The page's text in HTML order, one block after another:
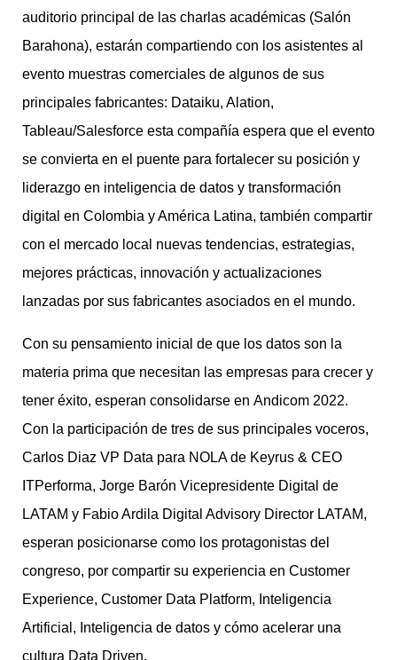
auditorio principal de las charlas académicas (Salón
Barahona), estarán compartiendo con los asistentes al
evento muestras comerciales de algunos de sus
principales fabricantes: Dataiku, Alation,
Tableau/Salesforce esta compañía espera que el evento
se convierta en el puente para fortalecer su posición y
liderazgo en inteligencia de datos y transformación
digital en Colombia y América Latina, también compartir
con el mercado local nuevas tendencias, estrategias,
mejores prácticas, innovación y actualizaciones
lanzadas por sus fabricantes asociados en el mundo.
Con su pensamiento inicial de que los datos son la
materia prima que necesitan las empresas para crecer y
tener éxito, esperan consolidarse en Andicom 2022.
Con la participación de tres de sus principales voceros,
Carlos Diaz VP Data para NOLA de Keyrus & CEO
ITPerforma, Jorge Barón Vicepresidente Digital de
LATAM y Fabio Ardila Digital Advisory Director LATAM,
esperan posicionarse como los protagonistas del
congreso, por compartir su experiencia en Customer
Experience, Customer Data Platform, Inteligencia
Artificial, Inteligencia de datos y cómo acelerar una
cultura Data Driven.